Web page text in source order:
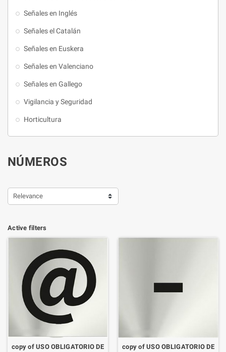
Señales en Inglés
Señales el Catalán
Señales en Euskera
Señales en Valenciano
Señales en Gallego
Vigilancia y Seguridad
Horticultura
NÚMEROS
Relevance
Active filters
copy of USO OBLIGATORIO DE
copy of USO OBLIGATORIO DE